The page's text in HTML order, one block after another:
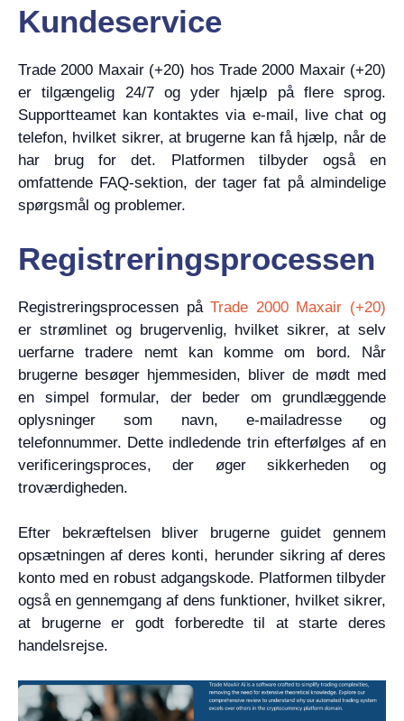
Kundeservice
Trade 2000 Maxair (+20) hos Trade 2000 Maxair (+20)
er tilgængelig 24/7 og yder hjælp på flere sprog.
Supportteamet kan kontaktes via e-mail, live chat og
telefon, hvilket sikrer, at brugerne kan få hjælp, når de
har brug for det. Platformen tilbyder også en
omfattende FAQ-sektion, der tager fat på almindelige
spørgsmål og problemer.
Registreringsprocessen
Registreringsprocessen på Trade 2000 Maxair (+20)
er strømlinet og brugervenlig, hvilket sikrer, at selv
uerfarne tradere nemt kan komme om bord. Når
brugerne besøger hjemmesiden, bliver de mødt med
en simpel formular, der beder om grundlæggende
oplysninger som navn, e-mailadresse og
telefonnummer. Dette indledende trin efterfølges af en
verificeringsproces, der øger sikkerheden og
troværdigheden.
Efter bekræftelsen bliver brugerne guidet gennem
opsætningen af deres konti, herunder sikring af deres
konto med en robust adgangskode. Platformen tilbyder
også en gennemgang af dens funktioner, hvilket sikrer,
at brugerne er godt forberedte til at starte deres
handelsrejse.